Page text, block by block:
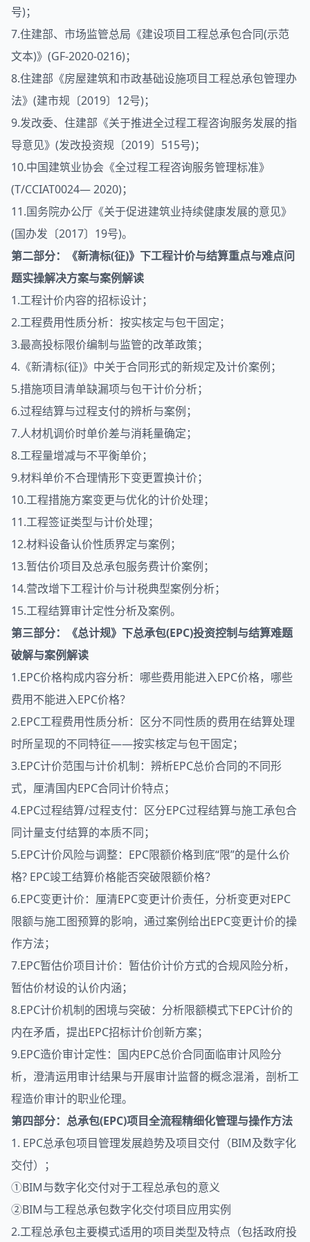
号)；
7.住建部、市场监管总局《建设项目工程总承包合同(示范
文本)》(GF-2020-0216)；
8.住建部《房屋建筑和市政基础设施项目工程总承包管理办
法》(建市规〔2019〕12号)；
9.发改委、住建部《关于推进全过程工程咨询服务发展的指
导意见》(发改投资规〔2019〕515号)；
10.中国建筑业协会《全过程工程咨询服务管理标准》
(T/CCIAT0024— 2020)；
11.国务院办公厅《关于促进建筑业持续健康发展的意见》
(国办发〔2017〕19号)。
第二部分：《新清标(征)》下工程计价与结算重点与难点问
题实操解决方案与案例解读
1.工程计价内容的招标设计；
2.工程费用性质分析：按实核定与包干固定；
3.最高投标限价编制与监管的改革政策；
4.《新清标(征)》中关于合同形式的新规定及计价案例；
5.措施项目清单缺漏项与包干计价分析；
6.过程结算与过程支付的辨析与案例；
7.人材机调价时单价差与消耗量确定；
8.工程量增减与不平衡单价；
9.材料单价不合理情形下变更置换计价；
10.工程措施方案变更与优化的计价处理；
11.工程签证类型与计价处理；
12.材料设备认价性质界定与案例；
13.暂估价项目及总承包服务费计价案例；
14.营改增下工程计价与计税典型案例分析；
15.工程结算审计定性分析及案例。
第三部分：《总计规》下总承包(EPC)投资控制与结算难题
破解与案例解读
1.EPC价格构成内容分析：哪些费用能进入EPC价格，哪些
费用不能进入EPC价格？
2.EPC工程费用性质分析：区分不同性质的费用在结算处理
时所呈现的不同特征——按实核定与包干固定；
3.EPC计价范围与计价机制：辨析EPC总价合同的不同形
式，厘清国内EPC合同计价特点；
4.EPC过程结算/过程支付：区分EPC过程结算与施工承包合
同计量支付结算的本质不同；
5.EPC计价风险与调整：EPC限额价格到底“限”的是什么价
格? EPC竣工结算价格能否突破限额价格？
6.EPC变更计价：厘清EPC变更计价责任，分析变更对EPC
限额与施工图预算的影响，通过案例给出EPC变更计价的操
作方法；
7.EPC暂估价项目计价：暂估价计价方式的合规风险分析，
暂估价材设的认价内涵；
8.EPC计价机制的困境与突破：分析限额模式下EPC计价的
内在矛盾，提出EPC招标计价创新方案；
9.EPC造价审计定性：国内EPC总价合同面临审计风险分
析，澄清运用审计结果与开展审计监督的概念混淆，剖析工
程造价审计的职业伦理。
第四部分：总承包(EPC)项目全流程精细化管理与操作方法
1. EPC总承包项目管理发展趋势及项目交付（BIM及数字化
交付）；
①BIM与数字化交付对于工程总承包的意义
②BIM与工程总承包数字化交付项目应用实例
2.工程总承包主要模式适用的项目类型及特点（包括政府投